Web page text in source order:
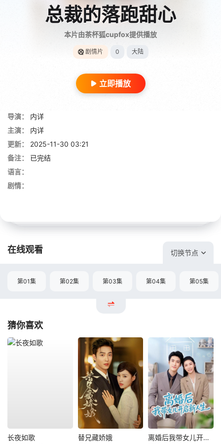
总裁的落跑甜心
本片由茶杯狐cupfox提供播放
剧情片 0 大陆
立即播放
导演：
内详
主演：
内详
更新：
2025-11-30 03:21
备注：
已完结
语言：
剧情：
在线观看 切换节点
第01集 第02集 第03集 第04集 第05集
猜你喜欢
长夜如歌 替兄藏娇娥 离婚后我带女儿开启新人生